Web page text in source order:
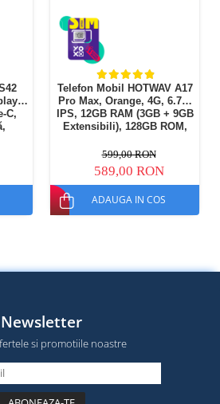
C,
Telefon Mobil HOTWAV A17
Pro Max, Orange, 4G, 6.75"
IPS, 12GB RAM (3GB + 9GB
Extensibili), 128GB ROM,
Procesor ASR8662 Octa-
Core, Wi-Fi 6, Bluetooth 5.4,
Dual SIM
599,00 RON
589,00 RON
ADAUGA IN COS
Newsletter
si promotiile noastre